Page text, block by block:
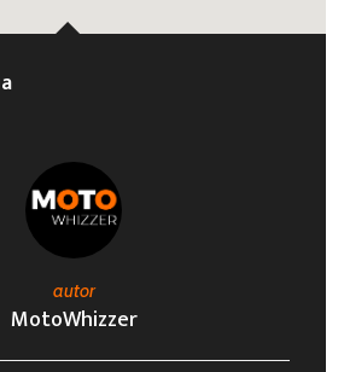
autor
MotoWhizzer